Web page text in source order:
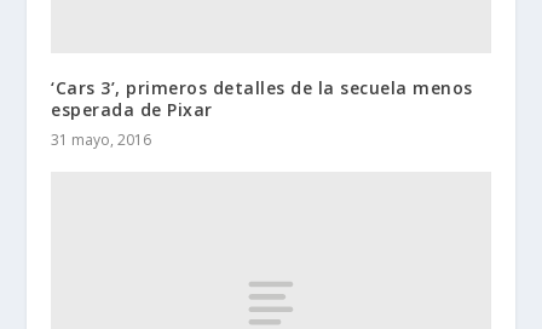
‘Cars 3’, primeros detalles de la secuela menos
esperada de Pixar
31 mayo, 2016